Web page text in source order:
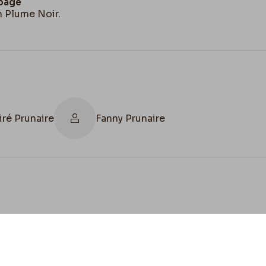
Plume Noir.
Prunaire Fanny Prunaire